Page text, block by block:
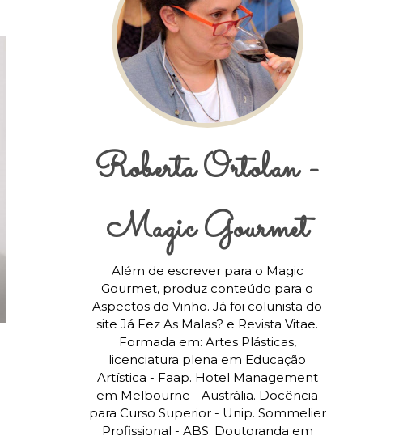
Roberta Ortolan -
Magic Gourmet
Além de escrever para o Magic
Gourmet, produz conteúdo para o
Aspectos do Vinho. Já foi colunista do
site Já Fez As Malas? e Revista Vitae.
Formada em: Artes Plásticas,
licenciatura plena em Educação
Artística - Faap. Hotel Management
em Melbourne - Austrália. Docência
para Curso Superior - Unip. Sommelier
Profissional - ABS. Doutoranda em